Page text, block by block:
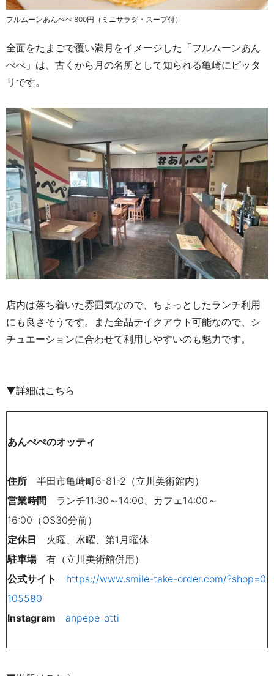
フルムーンあんぺぺ 800円（ミニサラダ・スープ付）
全面をたまごで覆い満月をイメージした「フルムーンあん
ぺぺ」は、古くから月の名所として知られる亀崎にピッタ
リです。
店内は落ち着いた雰囲気なので、ちょっとしたランチ利用
にも良さそうです。また全品テイクアウト可能なので、シ
チュエーションに合わせて利用しやすいのも魅力です。
▼詳細はこちら
あんぺぺのオッティ
住所 半田市亀崎町6-81-2（立川美術館内）
営業時間 ランチ11:30 ～ 14:00、 カフェ 14:00 ～
16:00（OS30分前）
定休日 火曜、水曜、第1 月曜休
駐車場有（立川美術館併用）
公式サイト
https://www.smile-take-order.com/?shop=0
105580
Instagram
anpepe_otti